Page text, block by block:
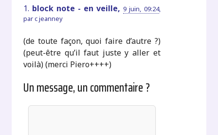
1. block note - en veille,9 juin, 09:24,
parc jeanney
(de toute façon, quoi faire d’autre ?)
(peut-être qu’il faut juste y aller et
voilà) (merci Piero++++)
Un message, un commentaire ?